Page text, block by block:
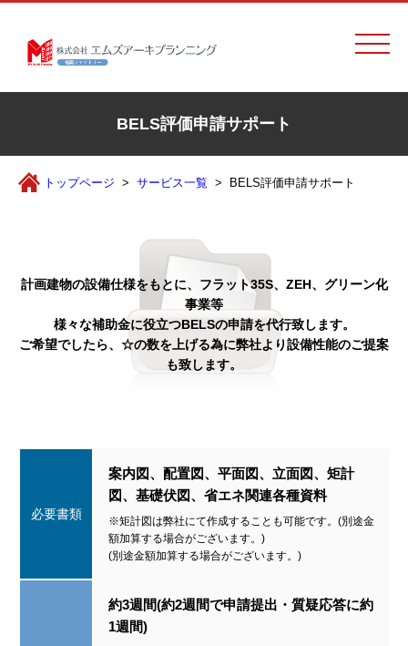
BELS評価申請サポート
トップページ サービス一覧 BELS評価申請サポート
計画建物の設備仕様をもとに、フラット35S、ZEH、グリーン化
事業等
様々な補助金に役立つBELSの申請を代行致します。
ご希望でしたら、☆の数を上げる為に弊社より設備性能のご提案
も致します。
必要書類
案内図、配置図、平面図、立面図、矩計
図、基礎伏図、省エネ関連各種資料
※矩計図は弊社にて作成することも可能です。(別途金
額加算する場合がございます。)
(別途金額加算する場合がございます。)
約3週間(約2週間で申請提出・質疑応答に約
1週間)